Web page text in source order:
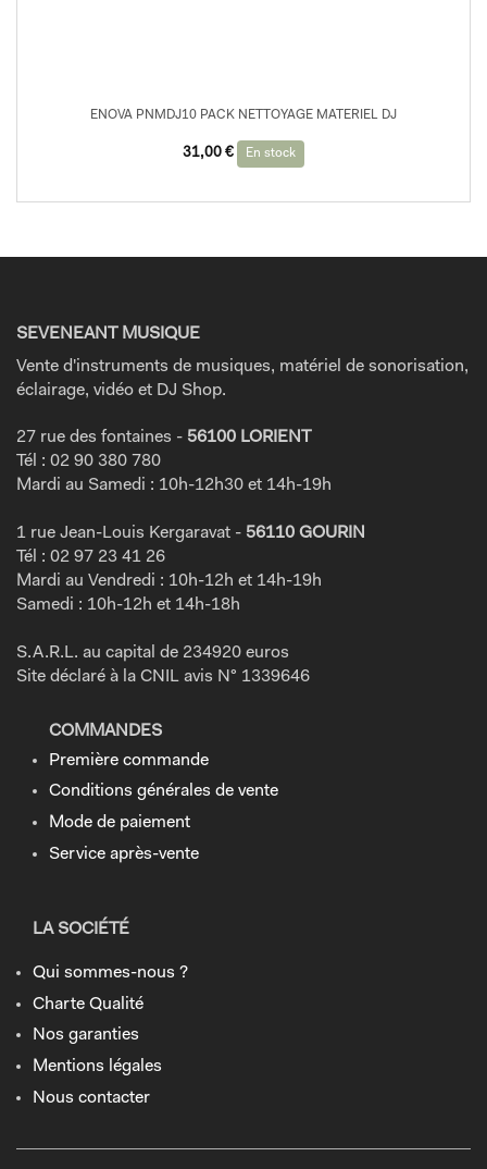
ENOVA PNMDJ10 PACK NETTOYAGE MATERIEL DJ
31,00 € En stock
SEVENEANT MUSIQUE
Vente d'instruments de musiques, matériel de sonorisation,
éclairage, vidéo et DJ Shop.
27 rue des fontaines - 56100 LORIENT
Tél : 02 90 380 780
Mardi au Samedi : 10h-12h30 et 14h-19h
1 rue Jean-Louis Kergaravat - 56110 GOURIN
Tél : 02 97 23 41 26
Mardi au Vendredi : 10h-12h et 14h-19h
Samedi : 10h-12h et 14h-18h
S.A.R.L. au capital de 234920 euros
Site déclaré à la CNIL avis N° 1339646
COMMANDES
Première commande
Conditions générales de vente
Mode de paiement
Service après-vente
LA SOCIÉTÉ
Qui sommes-nous ?
Charte Qualité
Nos garanties
Mentions légales
Nous contacter